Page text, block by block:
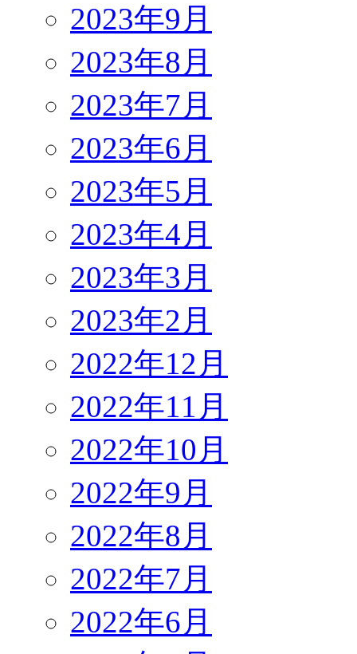
2023年9月
2023年8月
2023年7月
2023年6月
2023年5月
2023年4月
2023年3月
2023年2月
2022年12月
2022年11月
2022年10月
2022年9月
2022年8月
2022年7月
2022年6月